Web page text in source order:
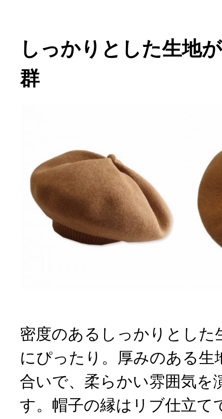
しっかりとした生地
群
密度のあるしっかりとした
にぴったり。厚みのある生
合いで、柔らかい雰囲気を
す。帽子の縁はリブ仕立て